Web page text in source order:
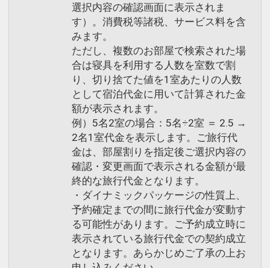
■お子様料金について
・小学生のお子様は、大人と同料金とな
ります。
※当プラン幼児（0歳～未就学児）のお
子様は施設使用料がかかります。
設定期間：2026年3月2日～2026年10月
インターネットコース番号：DP-2-
200000044149
夕食時間／最終入場20：00
※掲載の写真はイメージです
■大房岬の心地よい風、波の音、潮の香
りに抱かれるゆったりとした大浴場
大浴場には岩露天風呂とサウナを併設。
岩露天風呂からはかすかに潮騒が聞こま
また、お子様とも一緒にご利用できるよ
うベビーバスベッドなども用意しており
■チェックイン混雑のお知らせ
15：00前後はチェックインお手続きに
おいて大変混み合うことが予想されま
選択内容の確認画面に表示されま
す）。消費税等諸税、サービス料を含
みます。
ただし、複数のお部屋で検索された場
合は寝具を利用する人数を室数で割
り、切り捨てた値を1室あたりの人数
として宿泊代金に用いて計算された金
額が表示されます。
例）5名2室の場合：5名÷2室 ＝ 2.5 →
2名1室代金を表示します。ご旅行代
金は、部屋割りを指定後ご選択内容の
確認・変更画面で表示される金額が最
終的な旅行代金となります。
・ダイナミックパッケージの性質上、
予約確定までの間に旅行代金が変動す
る可能性があります。ご予約成立時に
表示されている旅行代金での契約成立
となります。あらかじめご了承の上お